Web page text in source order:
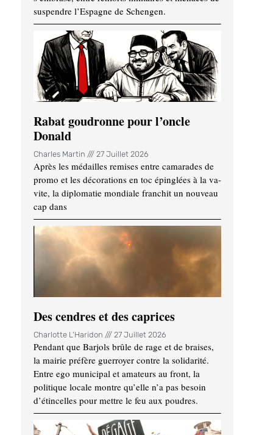
suspendre l’Espagne de Schengen.
Rabat goudronne pour l’oncle
Donald
Charles Martin 27 Juillet 2026
Après les médailles remises entre camarades de
promo et les décorations en toc épinglées à la va-
vite, la diplomatie mondiale franchit un nouveau
cap dans
Des cendres et des caprices
Charlotte L'Haridon 27 Juillet 2026
Pendant que Barjols brûle de rage et de braises,
la mairie préfère guerroyer contre la solidarité.
Entre ego municipal et amateurs au front, la
politique locale montre qu’elle n’a pas besoin
d’étincelles pour mettre le feu aux poudres.